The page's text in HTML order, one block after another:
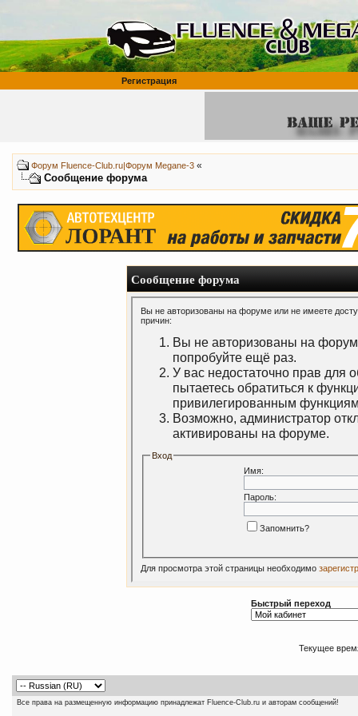
Регистрация
Форум Fluence-Club.ru|Форум Megane-3 «
Сообщение форума
Сообщение форума
Вы не авторизованы на форуме или не имеете
причин:
Вы не авторизованы на
попробуйте ещё раз.
У вас недостаточно прав для
пытаетесь обратиться к
привилегированным
Возможно, администратор
активированы на форуме.
Вход
Имя:
Пароль:
Запомнить?
Для просмотра этой страницы необходимо
Быстрый переход
Текущее
Все права на размещенную информацию принадлежат Fluence-Club.ru и авторам сообщений!